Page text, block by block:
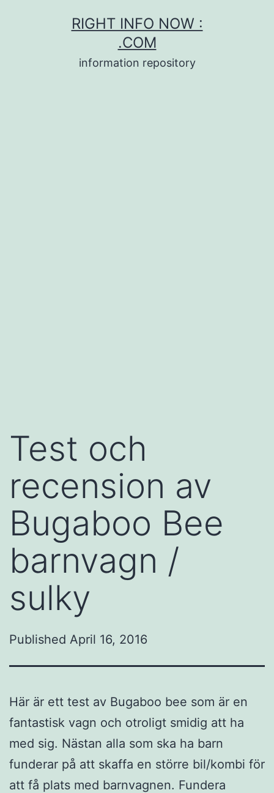
RIGHT INFO NOW :
.COM
information repository
Test och
recension av
Bugaboo Bee
barnvagn /
sulky
Published April 16, 2016
Här är ett test av Bugaboo bee som är en
fantastisk vagn och otroligt smidig att ha
med sig. Nästan alla som ska ha barn
funderar på att skaffa en större bil/kombi för
att få plats med barnvagnen. Fundera